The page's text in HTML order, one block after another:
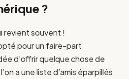
?
revient souvent !
pour un faire-part
d’offrir quelque chose de
a une liste d’amis éparpillés